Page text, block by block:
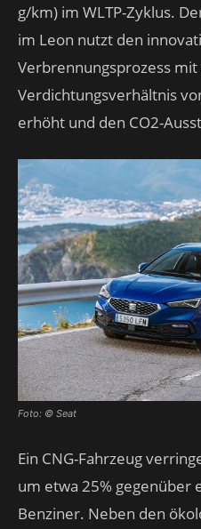
g/km) im WLTP-Zyklus.
im Leon nutzt den
Verbrennungsprozess
Verdichtungsverhältnis
erhöht und den CO2-
Foto: © Seat
Ein CNG-Fahrzeug
um etwa 25% gegenüber
Benziner. Neben den